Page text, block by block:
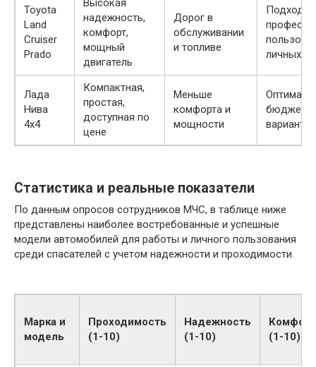
Toyota
Land
Cruiser
Prado
Высокая
надежность,
комфорт,
мощный
двигатель
Дорог в
обслуживании
и топливе
личных
Лада
Нива
4х4
Компактная,
простая,
доступная по
цене
Меньше
комфорта и
мощности
варианта
Статистика и реальные показатели
По данным опросов сотрудников МЧС, в таблице ниже
представлены наиболее востребованные и успешные
модели автомобилей для работы и личного пользования
среди спасателей с учетом надежности и проходимости.
Марка и
модель
Проходимость
(1-10)
Надежность
(1-10)
Комфорт
(1-10)